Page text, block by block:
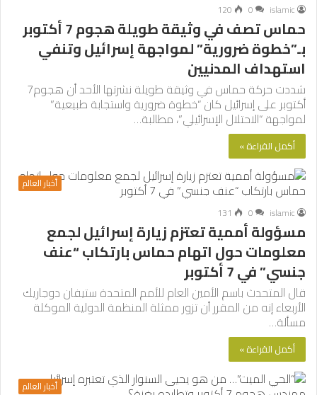
islamic
0
120
حماس تصف في وثيقة طويلة هجوم 7 أكتوبر
بـ”خطوة ضرورية” لمواجهة إسرائيل وتنفي
استهداف المدنيين
شددت حركة حماس في وثيقة طويلة نشرتها الأحد أن هجوم7
أكتوبر على إسرائيل كان “خطوة ضرورية واستجابة طبيعية”
لمواجهة “الاحتلال الإسرائيلي”، مطالبة…
أكمل القراءة »
أخبار العالم
islamic
0
131
مسؤولة أممية تعتزم زيارة إسرائيل لجمع
معلومات حول اتهام حماس بارتكاب “عنف
جنسي” في 7 أكتوبر
قال المتحدث باسم الأمين العام للأمم المتحدة ستيفان دوجاريك
الأربعاء إنه من المقرر أن تزور ممثلة المنظمة الدولية الموكلة
مسألة…
أكمل القراءة »
أخبار العالم